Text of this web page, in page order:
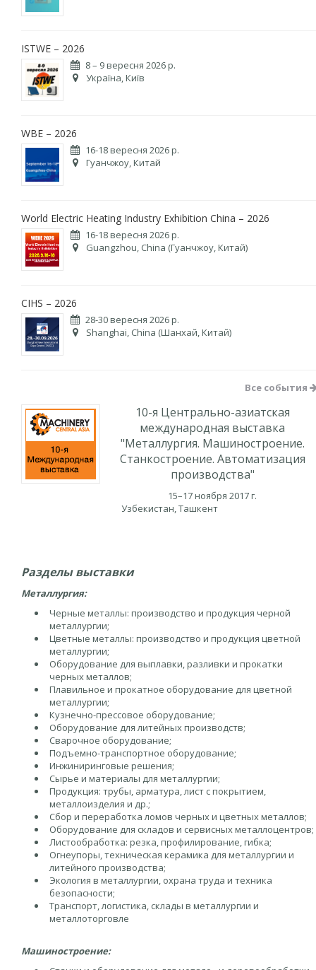
ISTWE – 2026
8 – 9 вересня 2026 р.
Україна, Київ
WBE – 2026
16-18 вересня 2026 р.
Гуанчжоу, Китай
World Electric Heating Industry Exhibition China – 2026
16-18 вересня 2026 р.
Guangzhou, China (Гуанчжоу, Китай)
CIHS – 2026
28-30 вересня 2026 р.
Shanghai, China (Шанхай, Китай)
Все события
10-я Центрально-азиатская
международная выставка
"Металлургия. Машиностроение.
Станкостроение. Автоматизация
производства"
15–17 ноября 2017 г.
Узбекистан, Ташкент
Разделы выставки
Металлургия:
Черные металлы: производство и продукция черной
металлургии;
Цветные металлы: производство и продукция цветной
металлургии;
Оборудование для выплавки, разливки и прокатки
черных металлов;
Плавильное и прокатное оборудование для цветной
металлургии;
Кузнечно-прессовое оборудование;
Оборудование для литейных производств;
Сварочное оборудование;
Подъемно-транспортное оборудование;
Инжиниринговые решения;
Сырье и материалы для металлургии;
Продукция: трубы, арматура, лист с покрытием,
металлоизделия и др.;
Сбор и переработка ломов черных и цветных металлов;
Оборудование для складов и сервисных металлоцентров;
Листообработка: резка, профилирование, гибка;
Огнеупоры, техническая керамика для металлургии и
литейного производства;
Экология в металлургии, охрана труда и техника
безопасности;
Транспорт, логистика, склады в металлургии и
металлоторговле
Машиностроение: